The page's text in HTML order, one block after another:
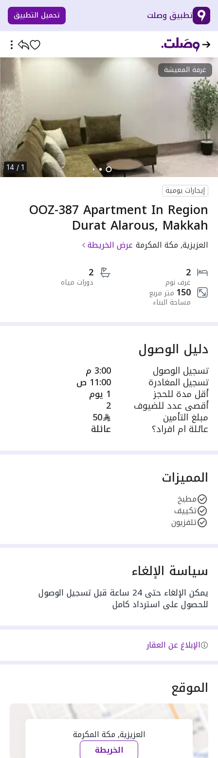
تطبيق وصلت تحميل التطبيق
غرفة المعيشة
1 / 14
إيجارات يومية
OOZ-387 Apartment In Region
Durat Alarous, Makkah
العزيزية, مكة المكرمة عرض الخريطة
2
غرف نوم
2
دورات مياه
150 متر مربع
مساحة البناء
دليل الوصول
تسجيل الوصول 3:00 م
تسجيل المغادرة 11:00 ص
أقل مدة للحجز 1 يوم
أقصى عدد للضيوف 2
مبلغ التأمين 50
عائلة ام افراد؟ عائلة
المميزات
مطبخ
تكييف
تلفزيون
سياسة الإلغاء
يمكن الإلغاء حتى 24 ساعة قبل تسجيل الوصول
للحصول على استرداد كامل
الإبلاغ عن العقار
الموقع
العزيزية, مكة المكرمة
الخريطة